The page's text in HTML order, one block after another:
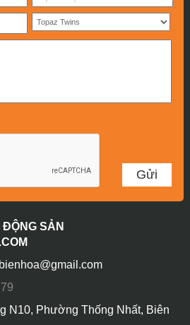
SẢN
N10, Phường Thống Nhất, Biên